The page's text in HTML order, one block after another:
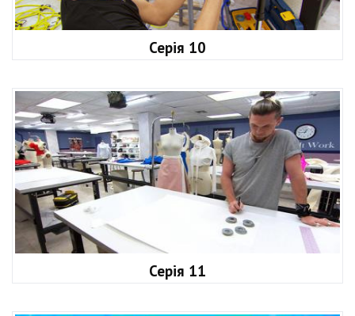
Серія 10
Серія 11